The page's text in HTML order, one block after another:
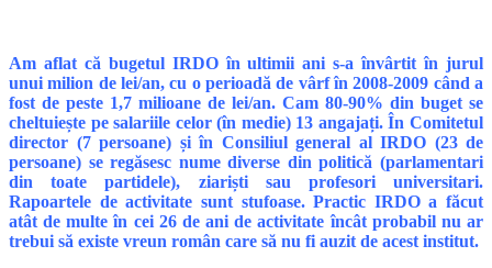
Am aflat că bugetul IRDO în ultimii ani s-a învârtit în jurul
unui milion de lei/an, cu o perioadă de vârf în 2008-2009 când a
fost de peste 1,7 milioane de lei/an. Cam 80-90% din buget se
cheltuiește pe salariile celor (în medie) 13 angajați. În Comitetul
director (7 persoane) și în Consiliul general al IRDO (23 de
persoane) se regăsesc nume diverse din politică (parlamentari
din toate partidele), ziariști sau profesori universitari.
Rapoartele de activitate sunt stufoase. Practic IRDO a făcut
atât de multe în cei 26 de ani de activitate încât probabil nu ar
trebui să existe vreun român care să nu fi auzit de acest institut.